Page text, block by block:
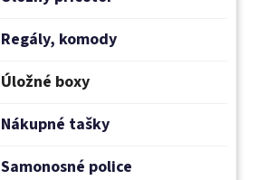
Regály, komody
Úložné boxy
Nákupné tašky
Samonosné police